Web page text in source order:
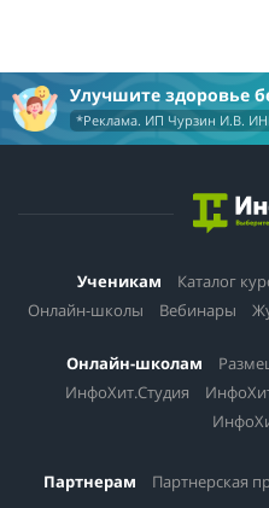
Улучшите здоровье
*Реклама. ИП Чурзин И.В.
Ученикам Каталог
Онлайн-школы
Вебинары
Онлайн-школам
ИнфоХит.Студия
Партнерам Партнерская